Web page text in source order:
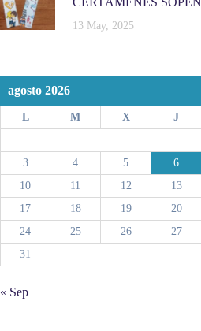
13 May, 2025
agosto 2026
L M X J
3
4 5 6
10
11 12 13
17
18 19 20
24
25 26 27
31
« Sep